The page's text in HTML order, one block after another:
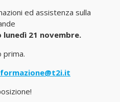
ed assistenza sulla
lunedì 21 novembre.
prima.
formazione@t2i.it